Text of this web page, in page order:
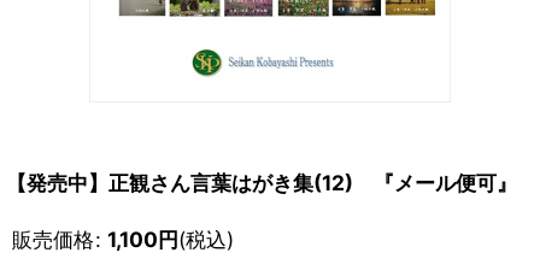
【発売中】正観さん言葉はがき集(12) 『メール便可』
販売価格: 1,100円(税込)